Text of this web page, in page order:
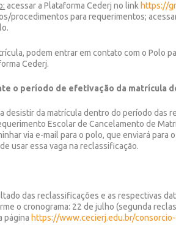
acessar a Plataforma Cederj no link https://
procedimentos para requerimentos;
podem entrar em contato com o Polo
Cederj.
o período de efetivação da matrícula
desistir da matrícula dentro do período das
Escolar de Cancelamento de
via e-mail para o polo, que enviará para
usar essa vaga na reclassificação.
das reclassificações e as respectivas
o cronograma: 22 de julho (segunda
página https://www.cecierj.edu.br/